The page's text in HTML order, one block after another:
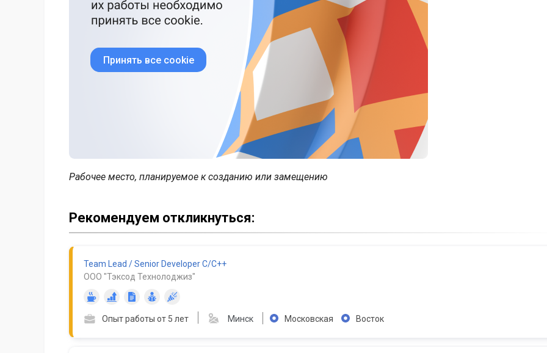
Принять все cookie
Рабочее место, планируемое к созданию или замещению
Рекомендуем откликнуться:
Team Lead / Senior Developer C/C++
ООО "Тэксод Технолоджиз"
Опыт работы от 5 лет Минск Московская Восток